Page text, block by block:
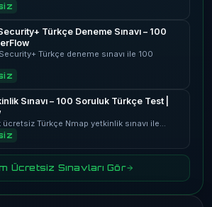
Türkçe Deneme Sınavı – 100
Türkçe deneme sınavı ile 100
Sınavı – 100 Soruluk Türkçe Test |
Türkçe Nmap yetkinlik sınavı ile…
Ücretsiz Sınavları Gör